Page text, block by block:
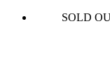
SOLD